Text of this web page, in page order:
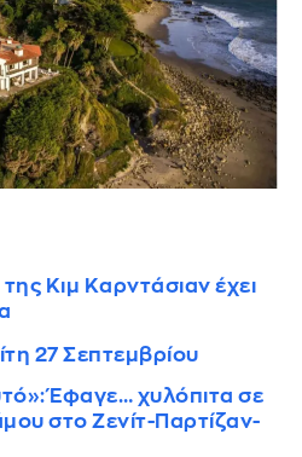
Κιμ Καρντάσιαν έχει
27 Σεπτεμβρίου
Έφαγε… χυλόπιτα σε
στο Ζενίτ-Παρτίζαν-